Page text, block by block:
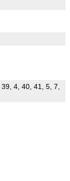
4, 40, 41, 5, 7,